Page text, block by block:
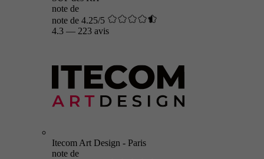
note de
note de 4.25/5
4.3 — 223 avis
Itecom Art Design - Paris
note de